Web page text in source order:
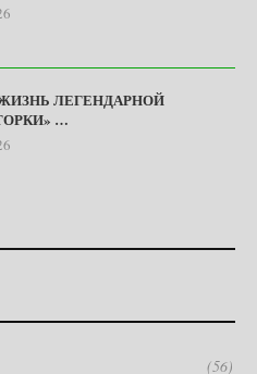
ЛЕГЕНДАРНОЙ
…
(56)